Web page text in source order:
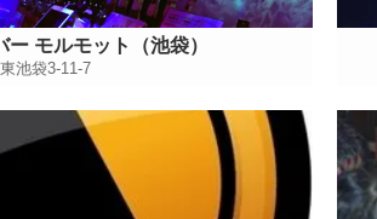
モルモット（池袋）
池袋3-11-7